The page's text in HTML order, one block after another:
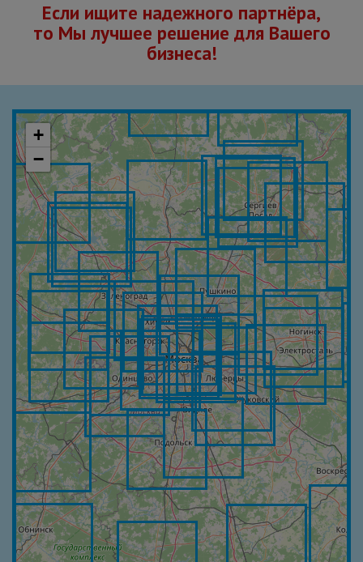
Если ищите надежного партнёра,
то Мы лучшее решение для Вашего
бизнеса!
+
−